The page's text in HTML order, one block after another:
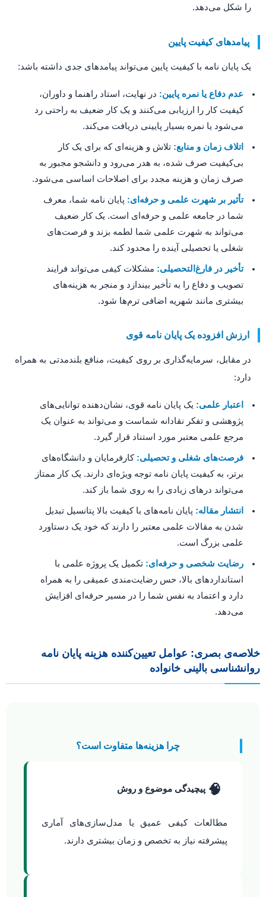
را شکل می‌دهد.
پیامدهای کیفیت پایین
یک پایان نامه با کیفیت پایین می‌تواند پیامدهای جدی داشته باشد:
عدم دفاع یا نمره پایین: در نهایت، استاد راهنما و داوران،
کیفیت کار را ارزیابی می‌کنند و یک کار ضعیف به راحتی رد
می‌شود یا نمره بسیار پایینی دریافت می‌کند.
اتلاف زمان و منابع: تلاش و هزینه‌ای که برای یک کار
بی‌کیفیت صرف شده، به هدر می‌رود و دانشجو مجبور به
صرف زمان و هزینه مجدد برای اصلاحات اساسی می‌شود.
تأثیر بر شهرت علمی و حرفه‌ای: پایان نامه شما، معرف
شما در جامعه علمی و حرفه‌ای است. یک کار ضعیف
می‌تواند به شهرت علمی شما لطمه بزند و فرصت‌های
شغلی یا تحصیلی آینده را محدود کند.
تأخیر در فارغ‌التحصیلی: مشکلات کیفی می‌تواند فرایند
تصویب و دفاع را به تأخیر بیندازد و منجر به هزینه‌های
بیشتری مانند شهریه اضافی ترم‌ها شود.
ارزش افزوده یک پایان نامه قوی
در مقابل، سرمایه‌گذاری بر روی کیفیت، منافع بلندمدتی به همراه
دارد:
اعتبار علمی: یک پایان نامه قوی، نشان‌دهنده توانایی‌های
پژوهشی و تفکر نقادانه شماست و می‌تواند به عنوان یک
مرجع علمی معتبر مورد استناد قرار گیرد.
فرصت‌های شغلی و تحصیلی: کارفرمایان و دانشگاه‌های
برتر، به کیفیت پایان نامه توجه ویژه‌ای دارند. یک کار ممتاز
می‌تواند درهای زیادی را به روی شما باز کند.
انتشار مقاله: پایان نامه‌های با کیفیت بالا پتانسیل تبدیل
شدن به مقالات علمی معتبر را دارند که خود یک دستاورد
علمی بزرگ است.
رضایت شخصی و حرفه‌ای: تکمیل یک پروژه علمی با
استانداردهای بالا، حس رضایت‌مندی عمیقی را به همراه
دارد و اعتماد به نفس شما را در مسیر حرفه‌ای افزایش
می‌دهد.
خلاصه‌ی بصری: عوامل تعیین‌کننده هزینه پایان نامه
روانشناسی بالینی خانواده
چرا هزینه‌ها متفاوت است؟
🧠 پیچیدگی موضوع و روش
مطالعات کیفی عمیق یا مدل‌سازی‌های آماری
پیشرفته نیاز به تخصص و زمان بیشتری دارند.